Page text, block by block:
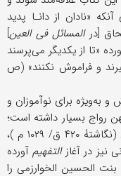
«نادان از دانـا پدید
[درالمسائل فی العین]
«تا از یکدیگر می‌پرسند
و فراموش نکنند» (ص
به‌ویژه برای نوآموزان و
رواج بسیار داشته است؛
بیرونی (نگاشتۀ ۴۲۰ ق/ ۱۰۲۹ م )،
نیز در آغازالتفهیم آورده
الحسین الخوارزمی را